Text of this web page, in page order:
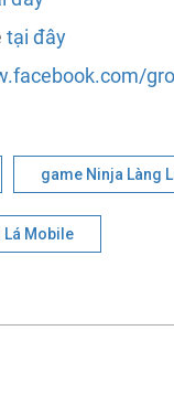
tại đây
game Ninja Làng
Mobile